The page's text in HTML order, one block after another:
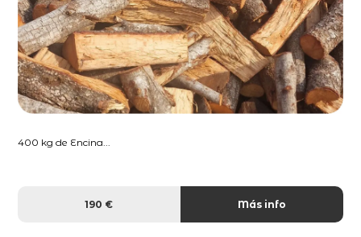
400 kg de Encina...
190 € Más info